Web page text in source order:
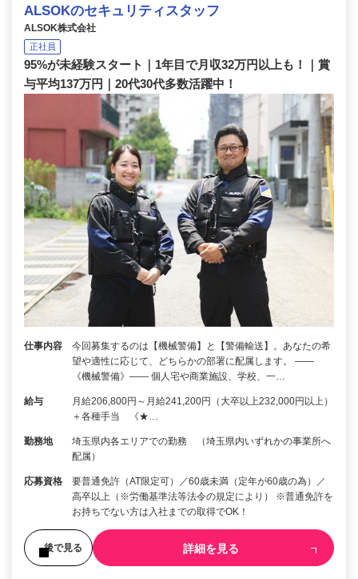
ALSOKのセキュリティスタッフ
ALSOK株式会社
正社員
95%が未経験スタート｜1年目で月収32万円以上も！｜賞
与平均137万円｜20代30代多数活躍中！
仕事内容
今回募集するのは【機械警備】と【警備輸送】。あなたの希
望や適性に応じて、どちらかの部署に配属します。 ――
《機械警備》―― 個人宅や商業施設、学校、一…
給与
月給206,800円～月給241,200円（大卒以上232,000円以上）
＋各種手当 《★…
勤務地
埼玉県内各エリアでの勤務 （埼玉県内いずれかの事業所へ
配属）
応募資格
要普通免許（AT限定可）／60歳未満（定年が60歳の為）／
高卒以上（※労働基準法等法令の規定により） ※普通免許を
お持ちでない方は入社までの取得でOK！
後で見る 詳細を見る